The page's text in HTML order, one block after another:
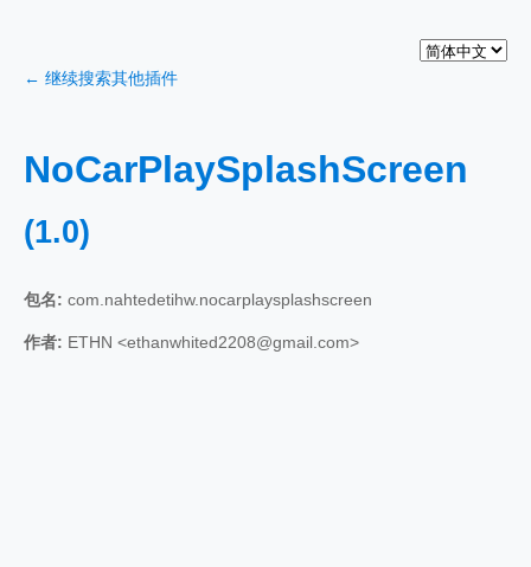
← 继续搜索其他插件
NoCarPlaySplashScreen
(1.0)
包名: com.nahtedetihw.nocarplaysplashscreen
作者: ETHN <ethanwhited2208@gmail.com>